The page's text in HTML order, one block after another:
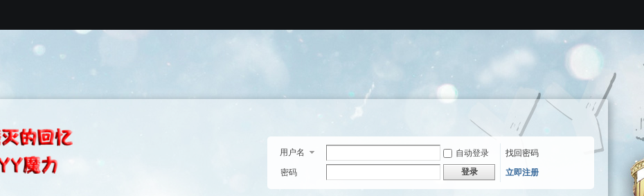
用户名 自动登录
找回密码
密码
登录 立即注册